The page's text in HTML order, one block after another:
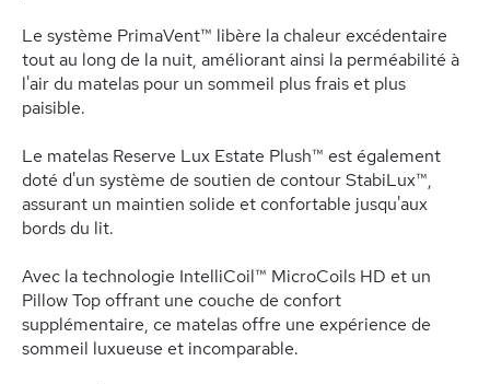
Le système PrimaVent™ libère la chaleur excédentaire
tout au long de la nuit, améliorant ainsi la perméabilité à
l'air du matelas pour un sommeil plus frais et plus
paisible.
Le matelas Reserve Lux Estate Plush™ est également
doté d'un système de soutien de contour StabiLux™,
assurant un maintien solide et confortable jusqu'aux
bords du lit.
Avec la technologie IntelliCoil™ MicroCoils HD et un
Pillow Top offrant une couche de confort
supplémentaire, ce matelas offre une expérience de
sommeil luxueuse et incomparable.